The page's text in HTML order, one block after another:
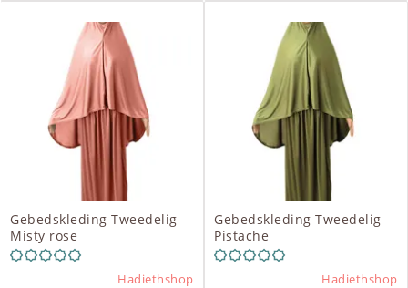
Gebedskleding Tweedelig
Misty rose
Hadiethshop
Gebedskleding Tweedelig
Pistache
Hadiethshop